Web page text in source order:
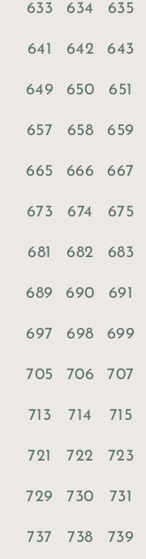
633 634 635
641 642 643
649 650 651
657 658 659
665 666 667
673 674 675
681 682 683
689 690 691
697 698 699
705 706 707
713 714 715
721 722 723
729 730 731
737 738 739